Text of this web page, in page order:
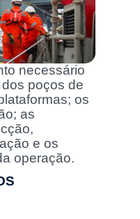
necessário
poços de
os
as
e os
operação.